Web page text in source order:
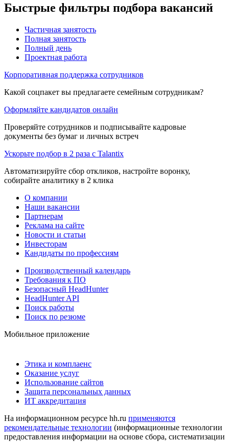
Быстрые фильтры подбора вакансий
Частичная занятость
Полная занятость
Полный день
Проектная работа
Корпоративная поддержка сотрудников
Какой соцпакет вы предлагаете семейным сотрудникам?
Оформляйте кандидатов онлайн
Проверяйте сотрудников и подписывайте кадровые
документы без бумаг и личных встреч
Ускорьте подбор в 2 раза с Talantix
Автоматизируйте сбор откликов, настройте воронку,
собирайте аналитику в 2 клика
О компании
Наши вакансии
Партнерам
Реклама на сайте
Новости и статьи
Инвесторам
Кандидаты по профессиям
Производственный календарь
Требования к ПО
Безопасный HeadHunter
HeadHunter API
Поиск работы
Поиск по резюме
Мобильное приложение
Этика и комплаенс
Оказание услуг
Использование сайтов
Защита персональных данных
ИТ аккредитация
На информационном ресурсе hh.ru применяются
рекомендательные технологии (информационные технологии
предоставления информации на основе сбора, систематизации